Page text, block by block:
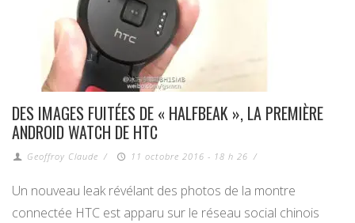
DES IMAGES FUITÉES DE « HALFBEAK », LA PREMIÈRE
ANDROID WATCH DE HTC
Geoffroy Claude / 11 octobre 2016 - 18 h 26 /
Un nouveau leak révélant des photos de la montre
connectée HTC est apparu sur le réseau social chinois